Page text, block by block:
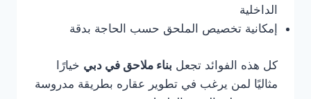
الداخلية
إمكانية تخصيص الملحق حسب الحاجة بدقة
كل هذه الفوائد تجعل بناء ملاحق في دبي خيارًا
مثاليًا لمن يرغب في تطوير عقاره بطريقة مدروسة